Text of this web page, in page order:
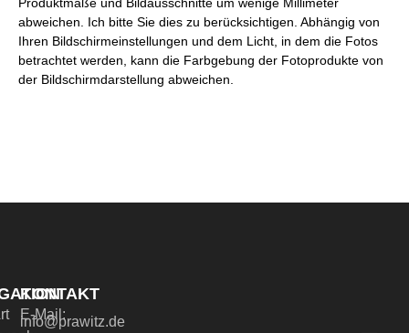
abweichen. Ich bitte Sie dies zu berücksichtigen. Abhängig von
Ihren Bildschirmeinstellungen und dem Licht, in dem die Fotos
betrachtet werden, kann die Farbgebung der Fotoprodukte von
der Bildschirmdarstellung abweichen.
KONTAKT
E-Mail:
info@prawitz.de